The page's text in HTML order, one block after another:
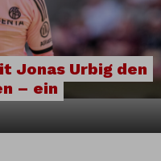
Jonas Urbig den
– ein